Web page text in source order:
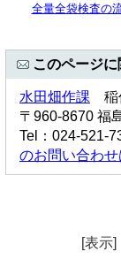
全量全袋検査の
このページ
水田畑作課 稲
〒960-8670 福
Tel：024-
のお問い合わ
[表示]